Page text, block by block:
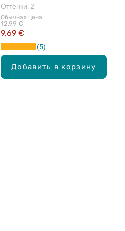
Добавить в корзину
контурирующая пудра, 8г
Обычная цена
9,69 €
12,99 €
Оттенки: 2
5